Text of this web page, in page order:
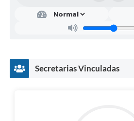
Secretarias Vinculadas